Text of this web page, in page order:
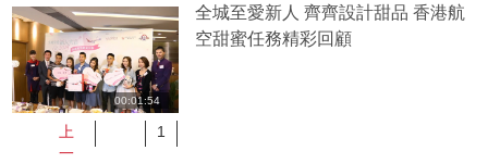
00:01:54
全城至愛新人 齊齊設計甜品 香港航
空甜蜜任務精彩回顧
上
一
1